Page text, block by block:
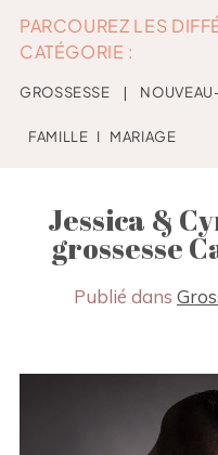
PARCOUREZ LES
CATÉGORIE :
GROSSESSE ❘
FAMILLE I MARIAGE
Jessica &
grossesse
Publié dans